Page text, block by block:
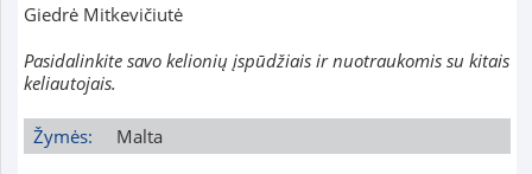
Giedrė Mitkevičiutė
Pasidalinkite savo kelionių įspūdžiais ir nuotraukomis su kitais
keliautojais.
Žymės: Malta